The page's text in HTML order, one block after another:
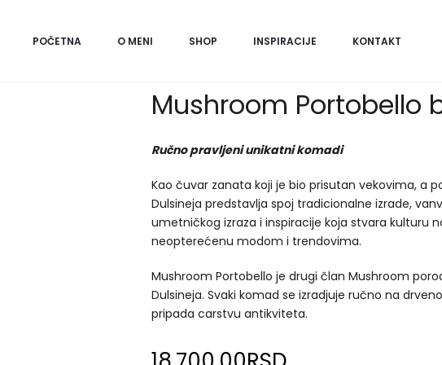
POČETNA O MENI SHOP INSPIRACIJE KONTAKT
Mushroom Portobello
Ručno pravljeni unikatni komadi
Kao čuvar zanata koji je bio prisutan vekovima, a
Dulsineja predstavlja spoj tradicionalne izrade,
umetničkog izraza i inspiracije koja stvara kulturu
neopterećenu modom i trendovima.
Mushroom Portobello je drugi član Mushroom
Dulsineja. Svaki komad se izradjuje ručno na
pripada carstvu antikviteta.